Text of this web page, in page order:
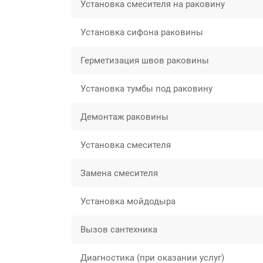
Установка смесителя на раковину
Установка сифона раковины
Герметизация швов раковины
Установка тумбы под раковину
Демонтаж раковины
Установка смесителя
Замена смесителя
Установка мойдодыра
Вызов сантехника
Диагностика (при оказании услуг)